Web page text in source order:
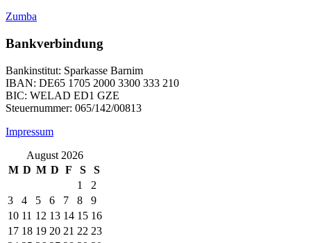
Zumba
Bankverbindung
Bankinstitut: Sparkasse Barnim
IBAN: DE65 1705 2000 3300 333 210
BIC: WELAD ED1 GZE
Steuernummer: 065/142/00813
Impressum
August 2026
M D M D F S
S
1
2
3
4 5 6 7 8
9
10 11 12 13 14 15 16
17 18 19 20 21 22 23